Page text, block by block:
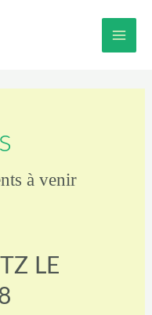
à venir
LE